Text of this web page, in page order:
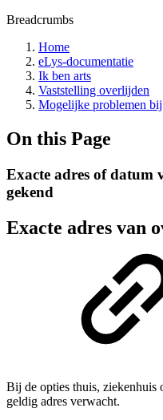
Breadcrumbs
Home
eLys-documentatie
Ik ben arts
Vaststelling overlijden
Mogelijke problemen
On this Page
Exacte adres of datum
gekend
Exacte adres van
Bij de opties thuis, ziekenhuis
geldig adres verwacht.